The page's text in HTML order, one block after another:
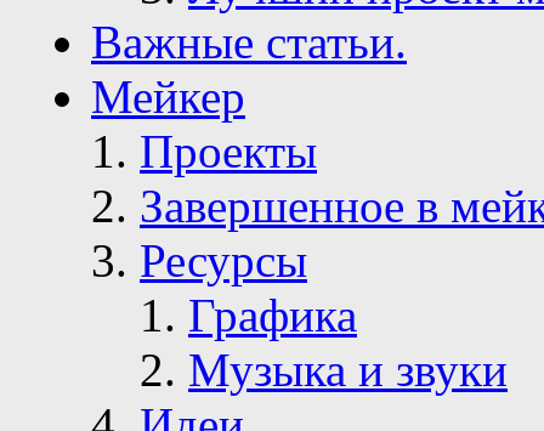
Важные статьи.
Мейкер
Проекты
Завершенное в
Ресурсы
Графика
Музыка и звуки